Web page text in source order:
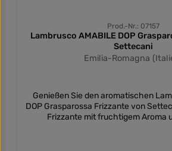
Prod.-Nr.: 07157
Lambrusco AMABILE DOP
Settecani
Emilia-Romagna
Genießen Sie den aromatischen
DOP Grasparossa Frizzante von
Frizzante mit fruchtigem Aroma